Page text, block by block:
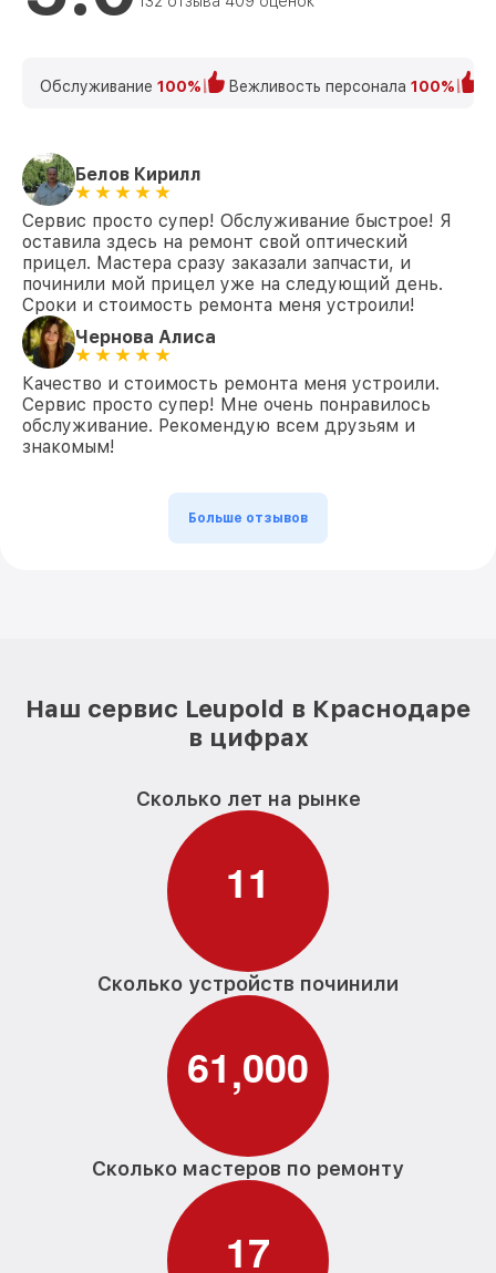
Обслуживание 100% Вежливость персонала 100%
Белов Кирилл
Сервис просто супер! Обслуживание быстрое! Я
оставила здесь на ремонт свой оптический
прицел. Мастера сразу заказали запчасти, и
починили мой прицел уже на следующий день.
Сроки и стоимость ремонта меня устроили!
Чернова Алиса
Качество и стоимость ремонта меня устроили.
Сервис просто супер! Мне очень понравилось
обслуживание. Рекомендую всем друзьям и
знакомым!
Больше отзывов
Наш сервис Leupold в Краснодаре
в цифрах
Сколько лет на рынке
11
Сколько устройств починили
61,000
Сколько мастеров по ремонту
17